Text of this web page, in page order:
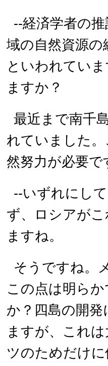
--経済学者の
域の自然資源
といわれてい
ますか？
最近まで南千
れていました
然努力が必要で
--いずれにし
ず、ロシアが
ますね。
そうですね。
この点は明ら
か？四島の開
ますが、これ
ツのためだけ